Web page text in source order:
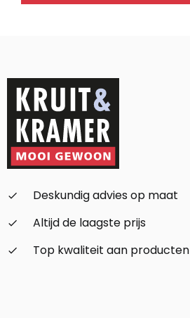
check_small
Deskundig advies op maat
check_small
Altijd de laagste prijs
check_small
Top kwaliteit aan producten